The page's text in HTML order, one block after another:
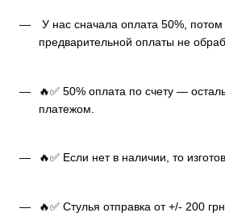
У нас сначала оплата 50%, потом
предварительной оплаты не
🔥✅ 50% оплата по счету —
платежом.
🔥✅ Если нет в наличии, то
🔥✅ Стулья отправка от +/- 200